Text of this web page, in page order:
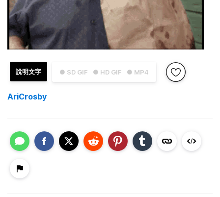
● SD GIF ● HD GIF ● MP4
說明文字
AriCrosby